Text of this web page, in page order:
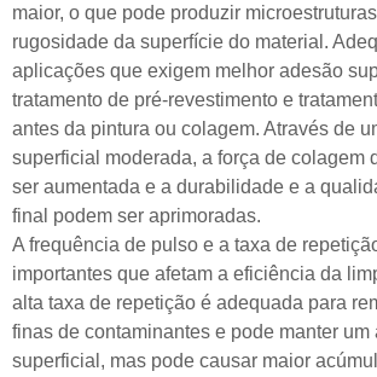
maior, o que pode produzir
rugosidade da superfície do material.
aplicações que exigem melhor adesão
tratamento de pré-revestimento e
antes da pintura ou colagem. Através de
superficial moderada, a força de colagem
ser aumentada e a durabilidade e a
final podem ser aprimoradas.
A frequência de pulso e a taxa de
importantes que afetam a eficiência da
alta taxa de repetição é adequada para
finas de contaminantes e pode manter um
superficial, mas pode causar maior